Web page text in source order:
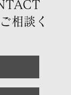
相談く